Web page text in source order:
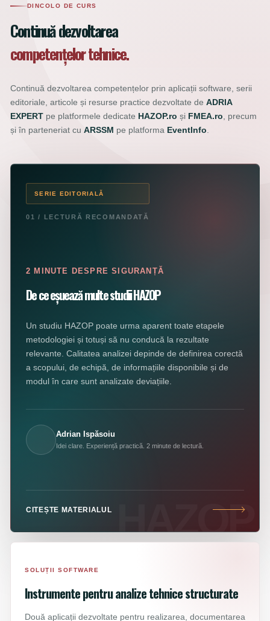
DINCOLO DE CURS
Continuă dezvoltarea
competențelor tehnice.
Continuă dezvoltarea competențelor prin aplicații software, serii
editoriale, articole și resurse practice dezvoltate de ADRIA
EXPERT pe platformele dedicate HAZOP.ro și FMEA.ro , precum
și în parteneriat cu ARSSM pe platforma EventInfo
SERIE EDITORIALĂ
01 / LECTURĂ RECOMANDATĂ
2 MINUTE DESPRE SIGURANȚĂ
De ce eșuează multe studii HAZOP
Un studiu HAZOP poate urma aparent toate etapele
metodologiei și totuși să nu conducă la rezultate
relevante. Calitatea analizei depinde de definirea corectă
a scopului, de echipă, de informațiile disponibile și de
modul în care sunt analizate deviațiile.
Adrian Ispăsoiu
Idei clare. Experiență practică. 2 minute de lectură.
CITEȘTE MATERIALUL
SOLUȚII SOFTWARE
Instrumente pentru analize tehnice structurate
Două aplicații dezvoltate pentru realizarea, documentarea